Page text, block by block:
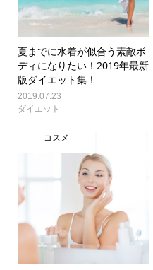
夏までに水着が似合う素敵ボ
ディになりたい！2019年最新
版ダイエット集！
2019.07.23
ダイエット
コスメ